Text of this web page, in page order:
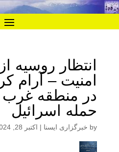
انتظار روسیه
امنیت – آرام
در منطقه غرب
حمله اسرائیل
by خبرگزاری ایسنا | اکتبر 28, 2024 4:16 ب.ظ